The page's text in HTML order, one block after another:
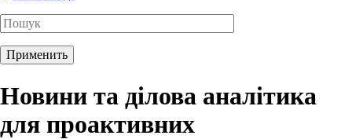
Новини та ділова аналітика
для проактивних